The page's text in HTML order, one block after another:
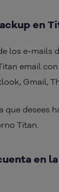
en
los e-mails
email
Gmail,
que desees
Titan.
en